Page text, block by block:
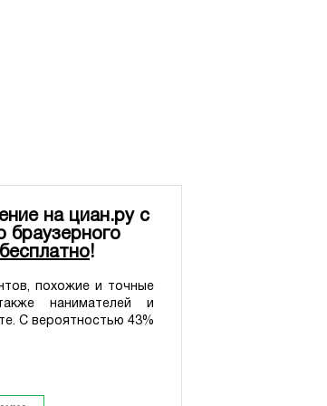
на циан.ру с
браузерного
бесплатно!
похожие и точные
нанимателей и
С вероятностью 43%